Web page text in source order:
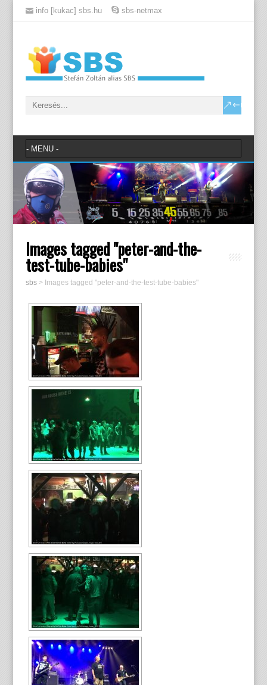
info [kukac] sbs.hu sbs-netmax
Images tagged "peter-and-the-
test-tube-babies"
sbs> Images tagged "peter-and-the-test-tube-babies"